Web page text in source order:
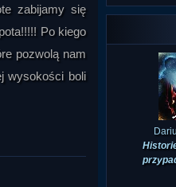
zabijamy się
Po kiego
pozwolą nam
wysokości boli